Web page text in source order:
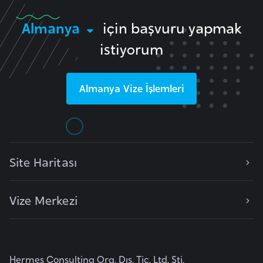
Almanya
için başvuru yapmak
istiyorum
Almanya Vize İşlemleri
Site Haritası
Vize Merkezi
Hermes Consulting Org. Dış. Tic. Ltd. Şti.
l
g
a
r
B
r
a